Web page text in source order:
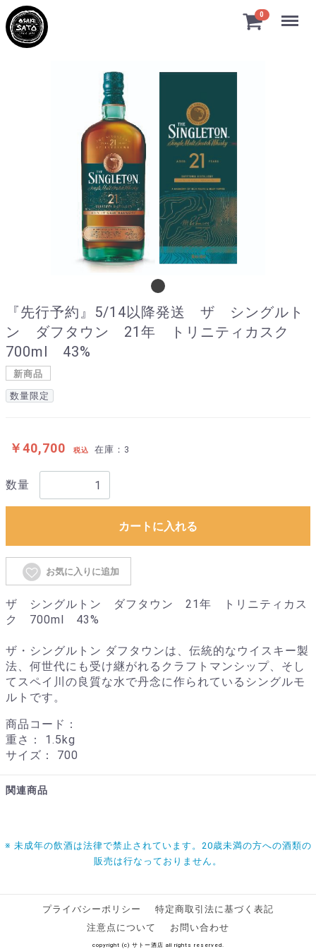
0 Menu
『先行予約』5/14以降発送 ザ シングルト
ン ダフタウン 21年 トリニティカスク
700ml 43%
新商品
数量限定
￥40,700 税込 在庫：3
数量
カートに入れる
お気に入りに追加
ザ シングルトン ダフタウン 21年 トリニティカス
ク 700ml 43%
ザ・シングルトン ダフタウンは、伝統的なウイスキー製
法、何世代にも受け継がれるクラフトマンシップ、そし
てスペイ川の良質な水で丹念に作られているシングルモ
ルトです。
商品コード：
重さ： 1.5kg
サイズ： 700
関連商品
※ 未成年の飲酒は法律で禁止されています。20歳未満の方への酒類の
販売は行なっておりません。
プライバシーポリシー
特定商取引法に基づく表記
注意点について
お問い合わせ
copyright (c) サトー酒店 all rights reserved.